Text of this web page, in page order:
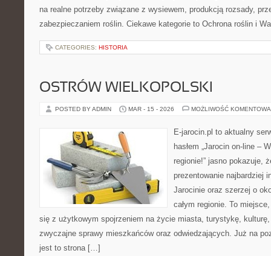
na realne potrzeby związane z wysiewem, produkcją rozsady,
zabezpieczaniem roślin. Ciekawe kategorie to Ochrona roślin i
CATEGORIES: HISTORIA
OSTRÓW WIELKOPOLSKI
POSTED BY ADMIN MAR - 15 - 2026 MOŻLIWOŚĆ
E-jarocin.pl to aktualny
hasłem „Jarocin on-line –
regionie!” jasno pokazuje,
prezentowanie najbardziej
Jarocinie oraz szerzej o
całym regionie. To
się z użytkowym spojrzeniem na życie miasta, turystykę,
zwyczajne sprawy mieszkańców oraz odwiedzających. Już na
jest to strona […]